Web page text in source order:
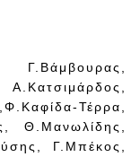
Τέρρα,
Θ.Μανωλίδης,
Γ.Μπέκος,